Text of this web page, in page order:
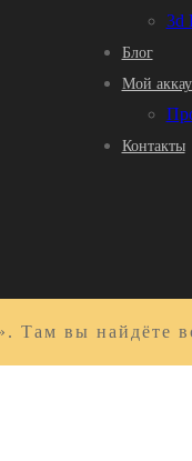
3d
Блог
Мой
Контакты
Там вы найдёте